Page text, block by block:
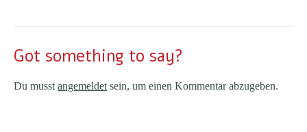
Got something to say?
Du musst angemeldet sein, um einen Kommentar abzugeben.